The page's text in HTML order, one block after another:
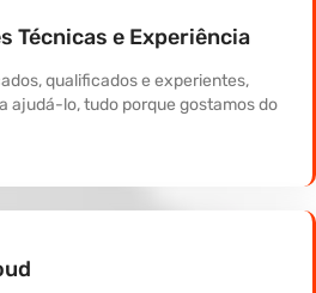
Técnicas e Experiência
qualificados e experientes,
ajudá-lo, tudo porque gostamos do